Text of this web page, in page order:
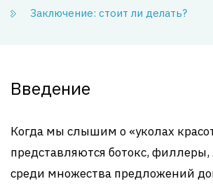
Заключение: стоит ли делать?
Введение
Когда мы слышим о «уколах
представляются ботокс,
среди множества предложений